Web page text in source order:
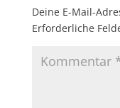
Deine E-Mail-
Erforderliche